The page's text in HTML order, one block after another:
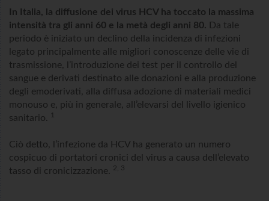
In Italia, la diffusione dei virus HCV ha toccato la massima
intensità tra gli anni 60 e la metà degli anni 80. Da tale
periodo è iniziato un declino della incidenza di infezioni
legato principalmente alle migliori conoscenze delle vie di
trasmissione, l’introduzione dei test per il controllo del
sangue e derivati destinato alle donazioni e alla produzione
degli emoderivati, alla diffusa adozione di materiali medici
monouso e, più in generale, all’elevarsi del livello igienico
sanitario.
1
Ciò detto, l’infezione da HCV ha generato un numero
cospicuo di portatori cronici del virus a causa dell’elevato
tasso di cronicizzazione. 2, 3